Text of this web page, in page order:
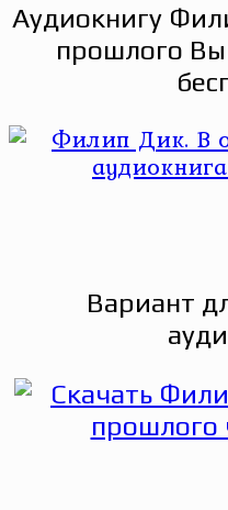
Аудиокнигу
прошлого
Вариант